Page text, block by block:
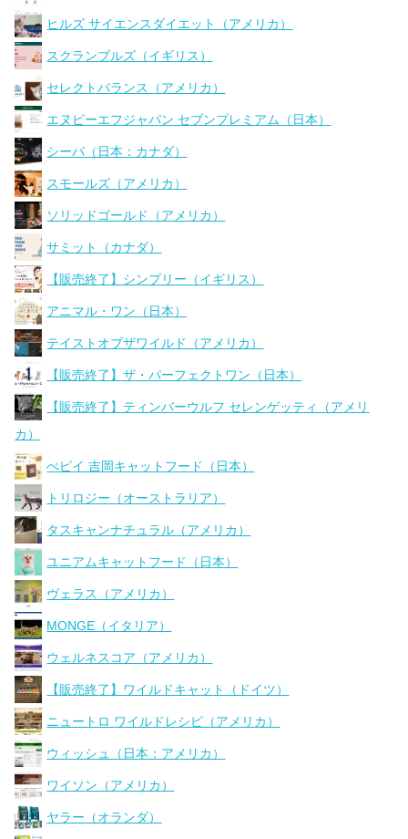
ヒルズ サイエンスダイエット（アメリカ）
スクランブルズ（イギリス）
セレクトバランス（アメリカ）
エヌピーエフジャパン セブンプレミアム（日本）
シーバ（日本：カナダ）
スモールズ（アメリカ）
ソリッドゴールド（アメリカ）
サミット（カナダ）
【販売終了】シンプリー（イギリス）
アニマル・ワン（日本）
テイストオブザワイルド（アメリカ）
【販売終了】ザ・パーフェクトワン（日本）
【販売終了】ティンバーウルフ セレンゲッティ（アメリ
カ）
ぺピイ 吉岡キャットフード（日本）
トリロジー（オーストラリア）
タスキャンナチュラル（アメリカ）
ユニアムキャットフード（日本）
ヴェラス（アメリカ）
MONGE（イタリア）
ウェルネスコア（アメリカ）
【販売終了】ワイルドキャット（ドイツ）
ニュートロ ワイルドレシピ（アメリカ）
ウィッシュ（日本：アメリカ）
ワイソン（アメリカ）
ヤラー（オランダ）